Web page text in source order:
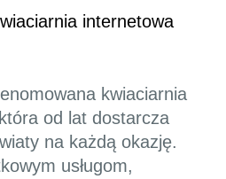
internetowa
kwiaciarnia
od lat dostarcza
na każdą okazję.
usługom,